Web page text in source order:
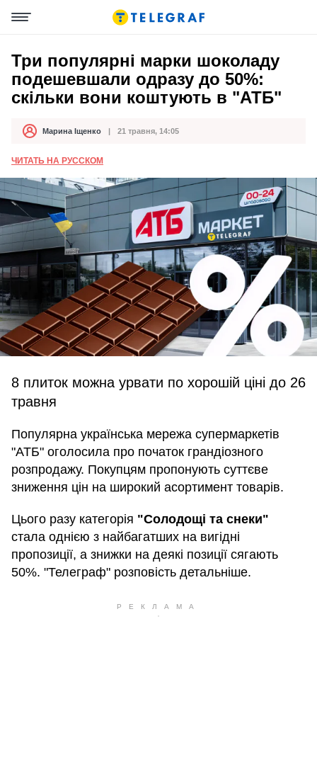
Три популярні марки шоколаду
подешевшали одразу до 50%:
скільки вони коштують в "АТБ"
АвторМарина Іщенко
Дата публікації 21 травня, 14:05
ЧИТАТЬ НА РУССКОМ
8 плиток можна урвати по хорошій ціні до 26
травня
Популярна українська мережа супермаркетів
"АТБ" оголосила про початок грандіозного
розпродажу. Покупцям пропонують суттєве
зниження цін на широкий асортимент товарів.
Цього разу категорія "Солодощі та снеки"
стала однією з найбагатших на вигідні
пропозиції, а знижки на деякі позиції сягають
50%. "Телеграф" розповість детальніше.